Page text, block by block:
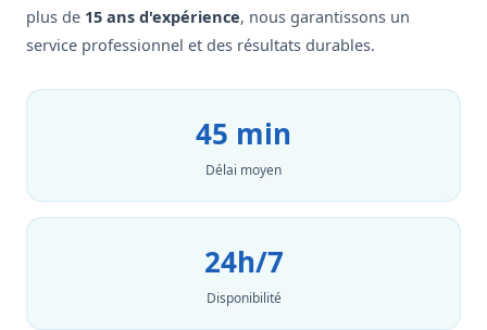
plus de 15 ans d'expérience, nous garantissons un
service professionnel et des résultats durables.
45 min
Délai moyen
24h/7
Disponibilité